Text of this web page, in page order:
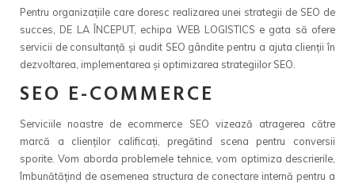
Pentru organizaţiile care doresc realizarea unei strategii de SEO de
succes, DE LA ÎNCEPUT, echipa WEB LOGISTICS e gata să ofere
servicii de consultanţă şi audit SEO gândite pentru a ajuta clienţii în
dezvoltarea, implementarea şi optimizarea strategiilor SEO.
SEO E-COMMERCE
Serviciile noastre de ecommerce SEO vizează atragerea către
marcă a clienţilor calificaţi, pregătind scena pentru conversii
sporite. Vom aborda problemele tehnice, vom optimiza descrierile,
îmbunătăţind de asemenea structura de conectare internă pentru a